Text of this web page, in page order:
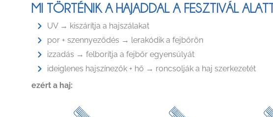
MI TÖRTÉNIK A HAJADDAL A FESZTIVÁL
UV → kiszárítja a hajszálakat
por + szennyeződés → lerakódik a fejbőrön
izzadás → felborítja a fejbőr egyensúlyát
ideiglenes hajszínezők + hő → roncsolják a haj szerkezetét
ezért a haj: